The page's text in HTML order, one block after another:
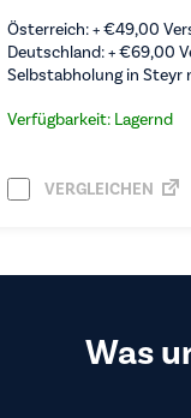
Österreich: +€49,00
Deutschland: +€69,00
Selbstabholung in Steyr
Verfügbarkeit: Lagernd
VERGLEICHEN
Was